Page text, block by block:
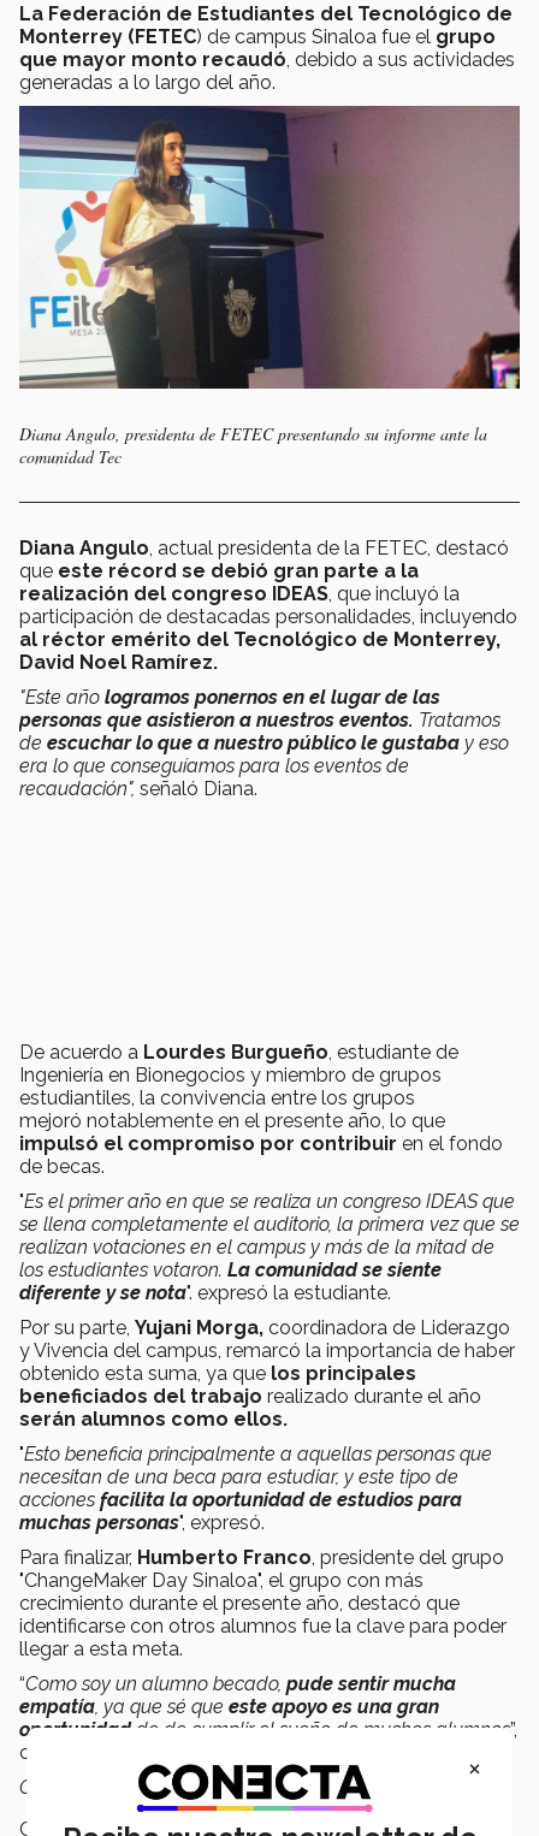
La Federación de Estudiantes del Tecnológico de
Monterrey (FETEC) de campus Sinaloa fue el grupo
que mayor monto recaudó , debido a sus actividades
generadas a lo largo del año.
Diana Angulo, presidenta de FETEC presentando su informe ante la
comunidad Tec
Diana Angulo, actual presidenta de la FETEC, destacó
que este récord se debió gran parte a la
realización del congreso IDEAS, que incluyó la
participación de destacadas personalidades, incluyendo
al réctor emérito del Tecnológico de Monterrey,
David Noel Ramírez.
"Este año logramos ponernos en el lugar de las
personas que asistieron a nuestros eventos. Tratamos
de escuchar lo que a nuestro público le gustaba y eso
era lo que conseguíamos para los eventos de
recaudación", señaló Diana.
De acuerdo a Lourdes Burgueño, estudiante de
Ingeniería en Bionegocios y miembro de grupos
estudiantiles, la convivencia entre los grupos
mejoró notablemente en el presente año, lo que
impulsó el compromiso por contribuir en el fondo
de becas.
"Es el primer año en que se realiza un congreso IDEAS que
se llena completamente el auditorio, la primera vez que se
realizan votaciones en el campus y más de la mitad de
los estudiantes votaron. La comunidad se siente
diferente y se nota". expresó la estudiante.
Por su parte, Yujani Morga, coordinadora de Liderazgo
y Vivencia del campus, remarcó la importancia de haber
obtenido esta suma, ya que los principales
beneficiados del trabajo realizado durante el año
serán alumnos como ellos.
"Esto beneficia principalmente a aquellas personas que
necesitan de una beca para estudiar, y este tipo de
acciones facilita la oportunidad de estudios para
muchas personas", expresó.
Para finalizar, Humberto Franco, presidente del grupo
"ChangeMaker Day Sinaloa", el grupo con más
crecimiento durante el presente año, destacó que
identificarse con otros alumnos fue la clave para poder
llegar a esta meta.
“Como soy un alumno becado, pude sentir mucha
empatía, ya que sé que este apoyo es una gran
oportunidad de de cumplir el sueño de muchos alumnos”,
concluyó Humberto.
Con información de Marco Estudillo.
Campus:
Sinaloa
×